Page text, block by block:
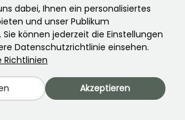
dabei, Ihnen ein personalisiertes
und unser Publikum
können jederzeit die Einstellungen
Datenschutzrichtlinie einsehen.
Richtlinien
Akzeptieren
ist durch reCAPTCHA geschützt – es gelten die
und dieNutzungsbedingungen.